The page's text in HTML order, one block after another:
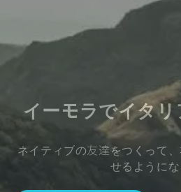
イーモラでイタ
ネイティブの友達をつくって
せるようにな